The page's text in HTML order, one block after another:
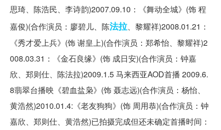
思琦、陈浩民、李诗韵)2007.09.10：《舞动全城》(饰 程
嘉俊)(合作演员：廖碧儿、陈法拉、黎耀祥)2008.01.21：
《秀才爱上兵》(饰 谢皇上)(合作演员：郑希怡、黎耀祥)2
008.03.31：《金石良缘》(饰 成日安)(合作演员：钟嘉
欣、郑则仕、陈法拉)2009.1.5 马来西亚AOD首播 2009.6.
8翡翠台播映《碧血盐枭》(饰 聂志远)(合作演员：杨怡、
黄浩然)2010.01.4:《老友狗狗》(饰 周用恭)(合作演员：钟
嘉欣、郑则仕、黄浩然)已拍摄完成但还未确定首播时间：